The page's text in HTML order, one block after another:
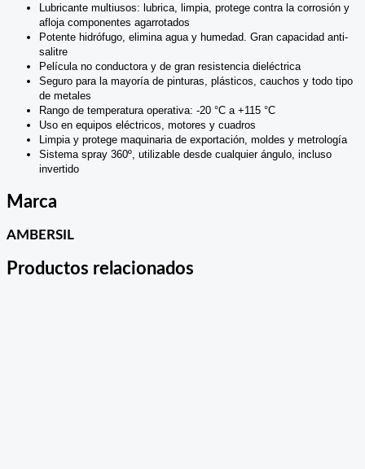
Lubricante multiusos: lubrica, limpia, protege contra la corrosión y
afloja componentes agarrotados
Potente hidrófugo, elimina agua y humedad. Gran capacidad anti-
salitre
Película no conductora y de gran resistencia dieléctrica
Seguro para la mayoría de pinturas, plásticos, cauchos y todo tipo
de metales
Rango de temperatura operativa: -20 °C a +115 °C
Uso en equipos eléctricos, motores y cuadros
Limpia y protege maquinaria de exportación, moldes y metrología
Sistema spray 360º, utilizable desde cualquier ángulo, incluso
invertido
Marca
AMBERSIL
Productos relacionados